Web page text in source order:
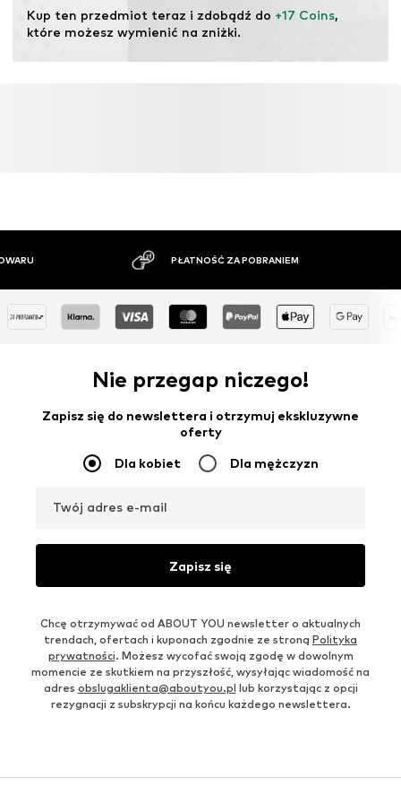
pochodzących z recyklingu może zmniejszyć
zapotrzebowanie na surowce, uniknąć odpadów i chronić
zasoby naturalne.
Kup ten przedmiot teraz i zdobądź do +17 Coins,
które możesz wymienić na zniżki.
PŁATNOŚĆ ZA POBRANIEM
Nie przegap niczego!
Zapisz się do newslettera i otrzymuj ekskluzywne
oferty
Dla kobiet Dla mężczyzn
Twój adres e-mail
Zapisz się
Chcę otrzymywać od ABOUT YOU newsletter o aktualnych
trendach, ofertach i kuponach zgodnie ze stroną Polityka
prywatności. Możesz wycofać swoją zgodę w dowolnym
momencie ze skutkiem na przyszłość, wysyłając wiadomość na
adres obslugaklienta@aboutyou.pl lub korzystając z opcji
rezygnacji z subskrypcji na końcu każdego newslettera.